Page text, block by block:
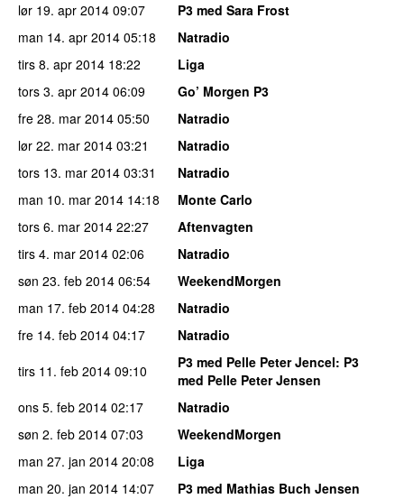
lør 19. apr 2014 09:07
P3 med Sara Frost
man 14. apr 2014 05:18
Natradio
tirs 8. apr 2014 18:22
Liga
tors 3. apr 2014 06:09
Go’ Morgen P3
fre 28. mar 2014 05:50
Natradio
lør 22. mar 2014 03:21
Natradio
tors 13. mar 2014 03:31
Natradio
man 10. mar 2014 14:18
Monte Carlo
tors 6. mar 2014 22:27
Aftenvagten
tirs 4. mar 2014 02:06
Natradio
søn 23. feb 2014 06:54
WeekendMorgen
man 17. feb 2014 04:28
Natradio
fre 14. feb 2014 04:17
Natradio
tirs 11. feb 2014 09:10 P3 med Pelle Peter Jencel: P3
med Pelle Peter Jensen
ons 5. feb 2014 02:17
Natradio
søn 2. feb 2014 07:03
WeekendMorgen
man 27. jan 2014 20:08
Liga
man 20. jan 2014 14:07
P3 med Mathias Buch Jensen